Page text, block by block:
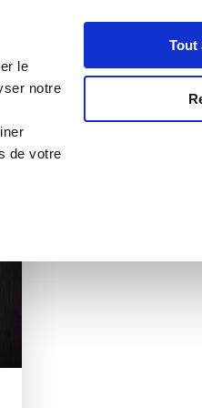
le
notre
de votre
Tout
Se